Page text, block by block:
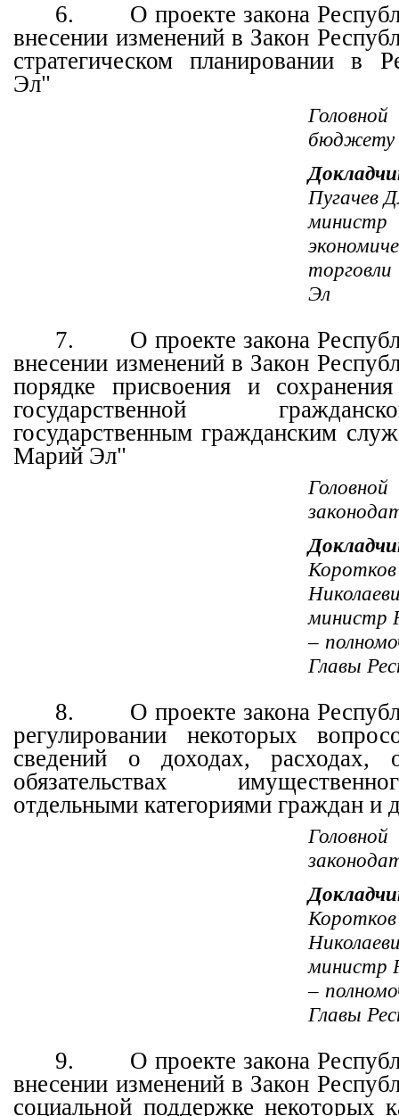
6.
О проекте закона
внесении изменений в Закон
стратегическом планировании в
Эл"
бюджету
Пугачев
Эл
7.
О проекте закона
внесении изменений в Закон
порядке присвоения и
государственной
государственным гражданским
Марий Эл"
министр
–
Главы
8.
О проекте закона
регулировании некоторых
сведений о доходах,
обязательствах
отдельными категориями граждан
министр
–
Главы
9.
О проекте закона
внесении изменений в Закон
социальной поддержке некоторых